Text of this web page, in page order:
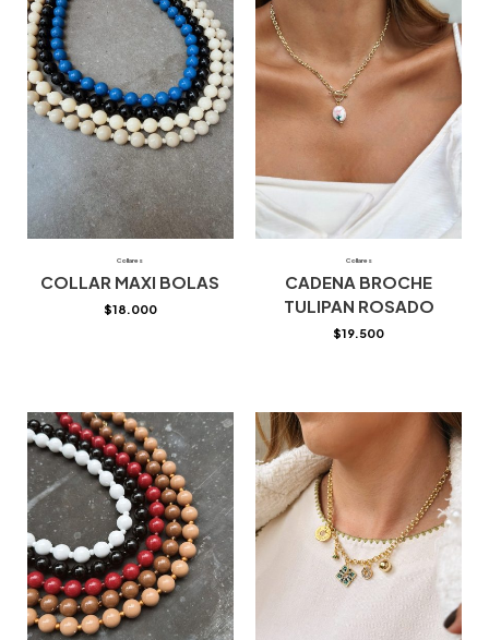
Collares
COLLAR MAXI BOLAS
$18.000
Collares
CADENA BROCHE
TULIPAN ROSADO
$19.500